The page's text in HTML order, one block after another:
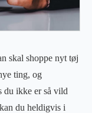
skal shoppe nyt tøj
ting, og
du ikke er så vild
du heldigvis i